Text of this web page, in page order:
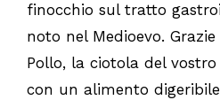
finocchio sul tratto
noto nel Medioevo. Grazie
Pollo, la ciotola del
con un alimento